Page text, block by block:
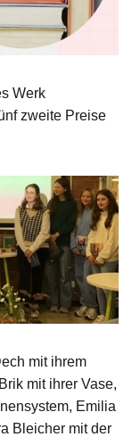
Werk
zweite Preise
mit ihrem
mit ihrer Vase,
Emilia
Bleicher mit der